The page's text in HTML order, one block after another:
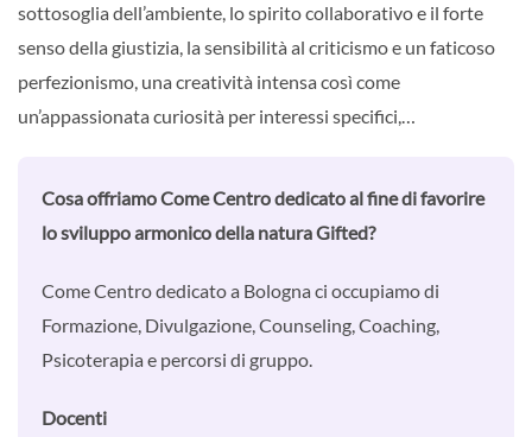
sottosoglia dell’ambiente, lo spirito collaborativo e il forte
senso della giustizia, la sensibilità al criticismo e un faticoso
perfezionismo, una creatività intensa così come
un’appassionata curiosità per interessi specifici,…
Cosa offriamo Come Centro dedicato al fine di favorire
lo sviluppo armonico della natura Gifted?
Come Centro dedicato a Bologna ci occupiamo di
Formazione, Divulgazione, Counseling, Coaching,
Psicoterapia e percorsi di gruppo.
Docenti